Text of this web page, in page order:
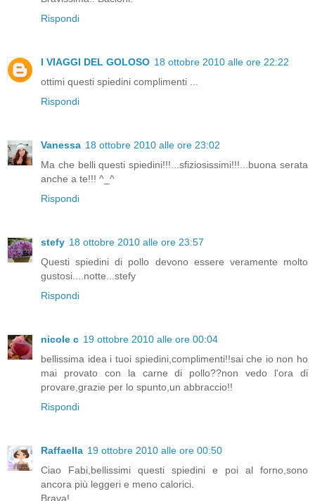
Rispondi
I VIAGGI DEL GOLOSO 18 ottobre 2010 alle ore 22:22
ottimi questi spiedini complimenti ...
Rispondi
Vanessa 18 ottobre 2010 alle ore 23:02
Ma che belli questi spiedini!!!...sfiziosissimi!!!...buona serata
anche a te!!! ^_^
Rispondi
stefy 18 ottobre 2010 alle ore 23:57
Questi spiedini di pollo devono essere veramente molto
gustosi....notte...stefy
Rispondi
nicole c 19 ottobre 2010 alle ore 00:04
bellissima idea i tuoi spiedini,complimenti!!sai che io non ho
mai provato con la carne di pollo??non vedo l'ora di
provare,grazie per lo spunto,un abbraccio!!
Rispondi
Raffaella 19 ottobre 2010 alle ore 00:50
Ciao Fabi,bellissimi questi spiedini e poi al forno,sono
ancora più leggeri e meno calorici.
Brava!